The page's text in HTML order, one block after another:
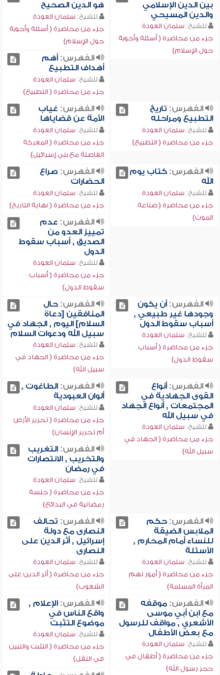
بين الدين الإسلامي
والدين المسيحي
للشيخ: سلمان العودة
جزء من محاضرة ( أسئلة وأجوبة
حول الإسلام)
هو الدين الصحيح
للشيخ: سلمان العودة
جزء من محاضرة ( أسئلة وأجوبة
حول الإسلام)
الفهرس:أهم
أهداف التطبيع
للشيخ: سلمان العودة
جزء من محاضرة ( التطبيع)
الفهرس: تاريخ
التطبيع ومراحله
للشيخ: سلمان العودة
جزء من محاضرة ( التطبيع)
الفهرس: غياب
الأمة عن قضاياها
للشيخ: سلمان العودة
جزء من محاضرة ( المعركة
الفاصلة مع بني إسرائيل)
الفهرس:كتاب يوم
الله
للشيخ: سلمان العودة
جزء من محاضرة ( صناعة
الموت)
الفهرس: صراع
الحضارات
للشيخ: سلمان العودة
جزء من محاضرة ( نهاية التاريخ)
الفهرس: عدم
تمييز العدو من
الصديق , أسباب سقوط
الدول
للشيخ: سلمان العودة
جزء من محاضرة ( أسباب
سقوط الدول)
الفهرس:أن يكون
وجودها غير طبيعي ,
أسباب سقوط الدول
للشيخ: سلمان العودة
جزء من محاضرة ( أسباب
سقوط الدول)
الفهرس:حال
المنافقين [دعاة
السلام] اليوم , الجهاد في
سبيل الله ودعوات السلام
للشيخ: سلمان العودة
جزء من محاضرة ( الجهاد في
سبيل الله)
الفهرس:أنواع
القوى الجهادية في
المجتمعات , أنواع الجهاد
في سبيل الله
للشيخ: سلمان العودة
جزء من محاضرة ( الجهاد في
سبيل الله)
الفهرس:الطاغوت ,
ألوان العبودية
للشيخ: سلمان العودة
جزء من محاضرة ( تحرير الأرض
أم تحرير الإنسان)
الفهرس:التغريب
والتخريب , الانتصارات
في رمضان
للشيخ: سلمان العودة
جزء من محاضرة ( جلسة
رمضانية في البدائع)
الفهرس:حكم
الملابس الضيقة
للنساء أمام المحارم ,
الأسئلة
للشيخ: سلمان العودة
جزء من محاضرة ( أمور تهم
المرأة المسلمة)
الفهرس: تحالف
النصارى مع دولة
إسرائيل , أثر الدين على
النصارى
للشيخ: سلمان العودة
جزء من محاضرة ( أثر الدين على
الشعوب)
الفهرس:موقفه
مع ابن أبي موسى
الأشعري , مواقف للرسول
مع بعض الأطفال
للشيخ: سلمان العودة
جزء من محاضرة ( أطفال في
حجر رسول الله)
الفهرس:الإعلام ,
واقع الناس في
موضوع التثبت
للشيخ: سلمان العودة
جزء من محاضرة ( التثبت والتبين
في النقل)